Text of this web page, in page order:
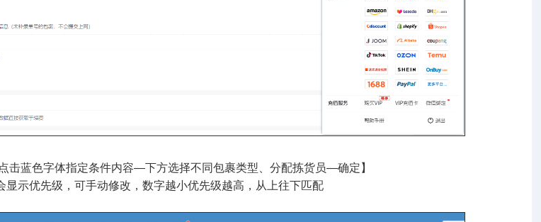
击蓝色字体指定条件内容—下方选择不同包裹类型、分配拣货员—确定】
显示优先级，可手动修改，数字越小优先级越高，从上往下匹配